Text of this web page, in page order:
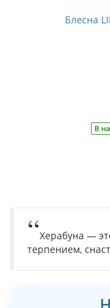
Блесна
В
Херабуна —
терпением,